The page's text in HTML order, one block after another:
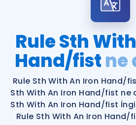
Şifremi
ÜYE DEĞİLİM
Remzi Hoca ile seni sınava
bekliyor!
Katılımcı Görüşleri
Faydalı Araçlar
Ücretsiz Kaynaklar
Blog
Hakkımızda
Kariyer
Rule Sth
Hand/fistne
Rule Sth With An Iron Hand/
Sth With An Iron Hand/fist ne
Sth With An Iron Hand/fist
Rule Sth With An Iron Hand/